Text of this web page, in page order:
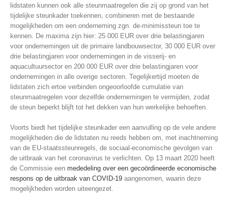
lidstaten kunnen ook alle steunmaatregelen die zij op grond van het
tijdelijke steunkader toekennen, combineren met de bestaande
mogelijkheden om een onderneming zgn. de-minimissteun toe te
kennen. De maxima zijn hier: 25 000 EUR over drie belastingjaren
voor ondernemingen uit de primaire landbouwsector, 30 000 EUR over
drie belastingjaren voor ondernemingen in de visserij- en
aquacultuursector en 200 000 EUR over drie belastingjaren voor
ondernemingen in alle overige sectoren. Tegelijkertijd moeten de
lidstaten zich ertoe verbinden ongeoorloofde cumulatie van
steunmaatregelen voor dezelfde ondernemingen te vermijden, zodat
de steun beperkt blijft tot het dekken van hun werkelijke behoeften.
Voorts biedt het tijdelijke steunkader een aanvulling op de vele andere
mogelijkheden die de lidstaten nu reeds hebben om, met inachtneming
van de EU-staatssteunregels, de sociaal-economische gevolgen van
de uitbraak van het coronavirus te verlichten. Op 13 maart 2020 heeft
de Commissie een mededeling over een gecoördineerde economische
respons op de uitbraak van COVID-19 aangenomen, waarin deze
mogelijkheden worden uiteengezet.